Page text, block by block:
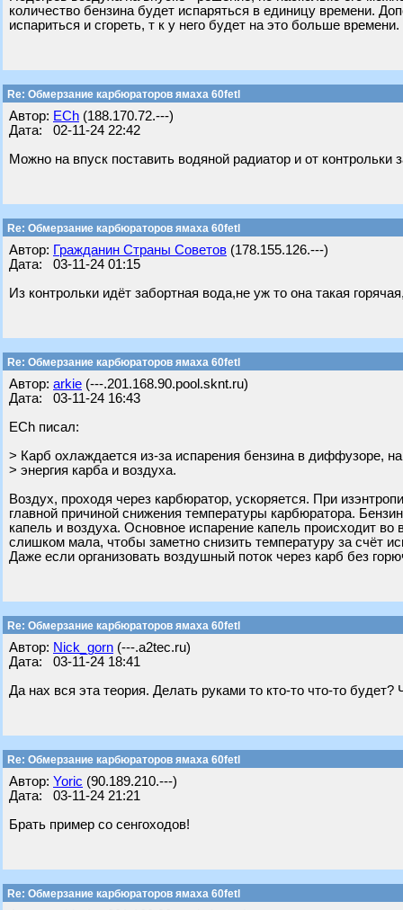
количество бензина будет испаряться в единицу времени.
испариться и сгореть, т к у него будет на это больше времени.
Re: Обмерзание карбюраторов ямаха 60fetl
Автор: ECh (188.170.72.---)
Дата: 02-11-24 22:42
Можно на впуск поставить водяной радиатор и от
Re: Обмерзание карбюраторов ямаха 60fetl
Автор: Гражданин Страны Советов (178.155.126.---)
Дата: 03-11-24 01:15
Из контрольки идёт забортная вода,не уж то она такая
Re: Обмерзание карбюраторов ямаха 60fetl
Автор: arkie (---.201.168.90.pool.sknt.ru)
Дата: 03-11-24 16:43
ECh писал:
> Карб охлаждается из-за испарения бензина в диффузоре, на
> энергия карба и воздуха.
Воздух, проходя через карбюратор, ускоряется. При
главной причиной снижения температуры карбюратора.
капель и воздуха. Основное испарение капель происходит
слишком мала, чтобы заметно снизить температуру за счёт
Даже если организовать воздушный поток через карб без
Re: Обмерзание карбюраторов ямаха 60fetl
Автор: Nick_gorn (---.a2tec.ru)
Дата: 03-11-24 18:41
Да нах вся эта теория. Делать руками то кто-то что-то
Re: Обмерзание карбюраторов ямаха 60fetl
Автор: Yoric (90.189.210.---)
Дата: 03-11-24 21:21
Брать пример со сенгоходов!
Re: Обмерзание карбюраторов ямаха 60fetl